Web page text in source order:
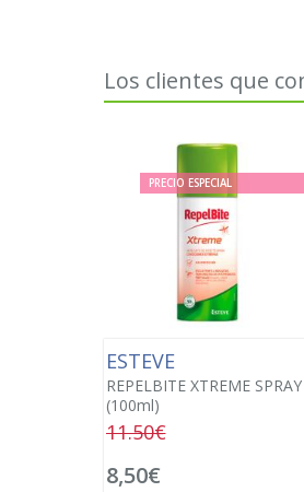
Los clientes que
PRECIO ESPECIAL
ESTEVE
REPELBITE XTREME SPRAY
(100ml)
11.50€
8,50€